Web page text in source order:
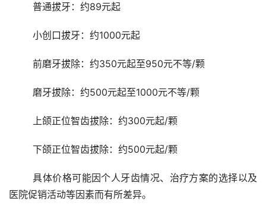
	普通拔牙：约89元起
	小创口拔牙：约1000元起
	前磨牙拔除：约350元起至950元不等/颗
	磨牙拔除：约500元起至1000元不等/颗
	上颌正位智齿拔除：约300元起/颗
	下颌正位智齿拔除：约500元起/颗
	具体价格可能因个人牙齿情况、治疗方案的选择以及
医院促销活动等因素而有所差异。